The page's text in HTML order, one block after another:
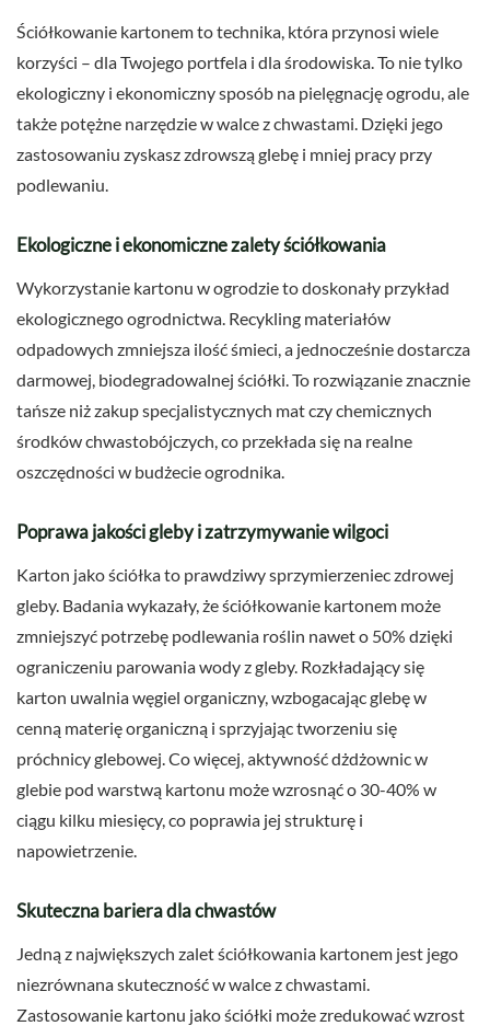
Ściółkowanie kartonem to technika, która przynosi wiele
korzyści – dla Twojego portfela i dla środowiska. To nie tylko
ekologiczny i ekonomiczny sposób na pielęgnację ogrodu, ale
także potężne narzędzie w walce z chwastami. Dzięki jego
zastosowaniu zyskasz zdrowszą glebę i mniej pracy przy
podlewaniu.
Ekologiczne i ekonomiczne zalety ściółkowania
Wykorzystanie kartonu w ogrodzie to doskonały przykład
ekologicznego ogrodnictwa. Recykling materiałów
odpadowych zmniejsza ilość śmieci, a jednocześnie dostarcza
darmowej, biodegradowalnej ściółki. To rozwiązanie znacznie
tańsze niż zakup specjalistycznych mat czy chemicznych
środków chwastobójczych, co przekłada się na realne
oszczędności w budżecie ogrodnika.
Poprawa jakości gleby i zatrzymywanie wilgoci
Karton jako ściółka to prawdziwy sprzymierzeniec zdrowej
gleby. Badania wykazały, że ściółkowanie kartonem może
zmniejszyć potrzebę podlewania roślin nawet o 50% dzięki
ograniczeniu parowania wody z gleby. Rozkładający się
karton uwalnia węgiel organiczny, wzbogacając glebę w
cenną materię organiczną i sprzyjając tworzeniu się
próchnicy glebowej. Co więcej, aktywność dżdżownic w
glebie pod warstwą kartonu może wzrosnąć o 30-40% w
ciągu kilku miesięcy, co poprawia jej strukturę i
napowietrzenie.
Skuteczna bariera dla chwastów
Jedną z największych zalet ściółkowania kartonem jest jego
niezrównana skuteczność w walce z chwastami.
Zastosowanie kartonu jako ściółki może zredukować wzrost